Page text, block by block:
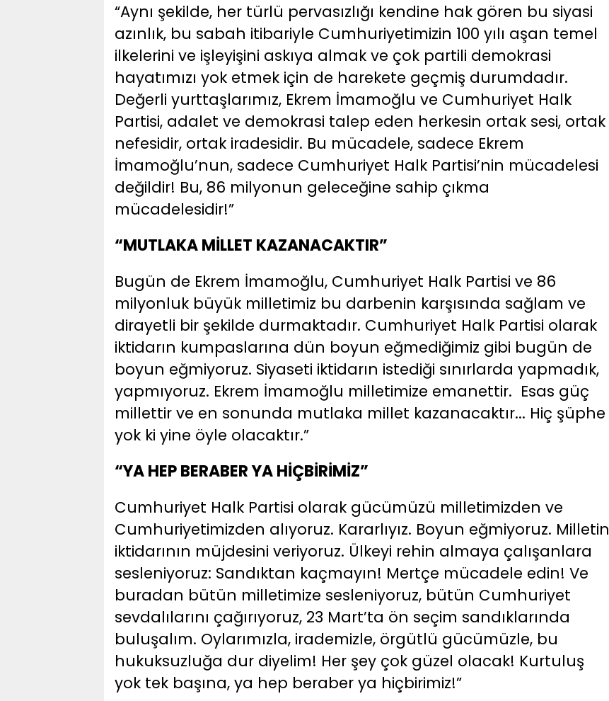
“Aynı şekilde, her türlü pervasızlığı kendine hak gören bu siyasi
azınlık, bu sabah itibariyle Cumhuriyetimizin 100 yılı aşan temel
ilkelerini ve işleyişini askıya almak ve çok partili demokrasi
hayatımızı yok etmek için de harekete geçmiş durumdadır.
Değerli yurttaşlarımız, Ekrem İmamoğlu ve Cumhuriyet Halk
Partisi, adalet ve demokrasi talep eden herkesin ortak sesi, ortak
nefesidir, ortak iradesidir. Bu mücadele, sadece Ekrem
İmamoğlu’nun, sadece Cumhuriyet Halk Partisi’nin mücadelesi
değildir! Bu, 86 milyonun geleceğine sahip çıkma
mücadelesidir!”
“MUTLAKA MİLLET KAZANACAKTIR”
Bugün de Ekrem İmamoğlu, Cumhuriyet Halk Partisi ve 86
milyonluk büyük milletimiz bu darbenin karşısında sağlam ve
dirayetli bir şekilde durmaktadır. Cumhuriyet Halk Partisi olarak
iktidarın kumpaslarına dün boyun eğmediğimiz gibi bugün de
boyun eğmiyoruz. Siyaseti iktidarın istediği sınırlarda yapmadık,
yapmıyoruz. Ekrem İmamoğlu milletimize emanettir. Esas güç
millettir ve en sonunda mutlaka millet kazanacaktır... Hiç şüphe
yok ki yine öyle olacaktır.”
“YA HEP BERABER YA HİÇBİRİMİZ”
Cumhuriyet Halk Partisi olarak gücümüzü milletimizden ve
Cumhuriyetimizden alıyoruz. Kararlıyız. Boyun eğmiyoruz. Milletin
iktidarının müjdesini veriyoruz. Ülkeyi rehin almaya çalışanlara
sesleniyoruz: Sandıktan kaçmayın! Mertçe mücadele edin! Ve
buradan bütün milletimize sesleniyoruz, bütün Cumhuriyet
sevdalılarını çağırıyoruz, 23 Mart’ta ön seçim sandıklarında
buluşalım. Oylarımızla, irademizle, örgütlü gücümüzle, bu
hukuksuzluğa dur diyelim! Her şey çok güzel olacak! Kurtuluş
yok tek başına, ya hep beraber ya hiçbirimiz!”